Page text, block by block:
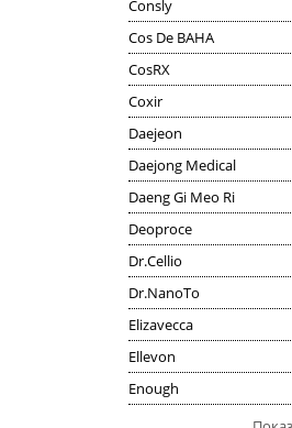
Consly
Cos De BAHA
CosRX
Coxir
Daejeon
Daejong Medical
Daeng Gi Meo Ri
Deoproce
Dr.Cellio
Dr.NanoTo
Elizavecca
Ellevon
Enough